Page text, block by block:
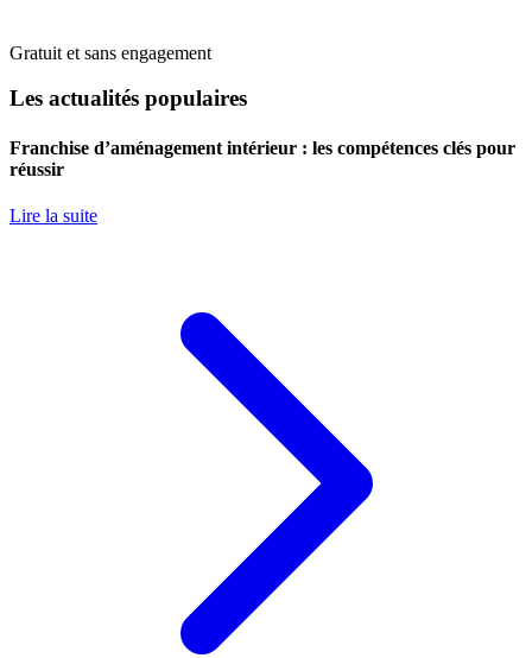
Gratuit et sans engagement
Les actualités populaires
Franchise d’aménagement intérieur : les compétences clés pour
réussir
Lire la suite